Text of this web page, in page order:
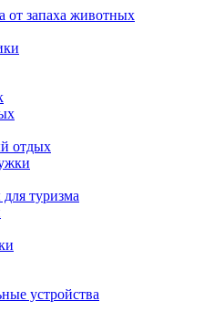
от запаха животных
отдых
туризма
устройства